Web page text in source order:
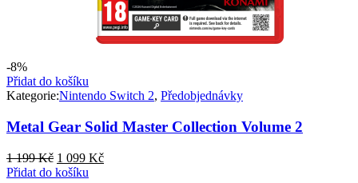
-8%
Přidat do košíku
Kategorie:Nintendo Switch 2, Předobjednávky
Metal Gear Solid Master Collection Volume 2
1 199Kč Původní
cena
1 099 KčAktuální
Přidat do košíku